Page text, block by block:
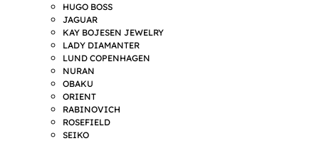
HUGO BOSS
JAGUAR
KAY BOJESEN JEWELRY
LADY DIAMANTER
LUND COPENHAGEN
NURAN
OBAKU
ORIENT
RABINOVICH
ROSEFIELD
SEIKO